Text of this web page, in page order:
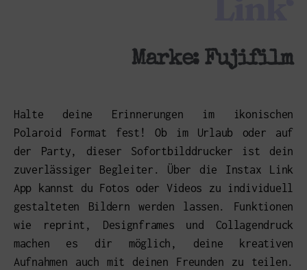
Marke: Fujifilm
Halte deine Erinnerungen im ikonischen
Polaroid Format fest! Ob im Urlaub oder auf
der Party, dieser Sofortbilddrucker ist dein
zuverlässiger Begleiter. Über die Instax Link
App kannst du Fotos oder Videos zu individuell
gestalteten Bildern werden lassen. Funktionen
wie reprint, Designframes und Collagendruck
machen es dir möglich, deine kreativen
Aufnahmen auch mit deinen Freunden zu teilen.